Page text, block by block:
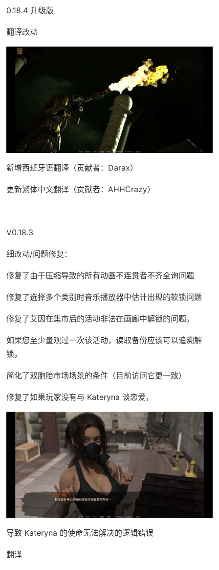
0.18.4 升级版
翻译改动
新增西班牙语翻译（贡献者：Darax）
更新繁体中文翻译（贡献者：AHHCrazy）
V0.18.3
细改动/问题修复：
修复了由于压缩导致的所有动画不连贯者不齐全询问题
修复了选择多个类别时音乐播放器中估计出现的软锁问题
修复了艾因在集市后的活动非法在画廊中解锁的问题。
如果您至少量观过一次该活动，读取备份应该可以追溯解
锁。
简化了双胞胎市场场景的条件（目前访问它更一致）
修复了如果玩家没有与 Kateryna 谈恋爱，
导致 Kateryna 的使命无法解决的逻辑错误
翻译